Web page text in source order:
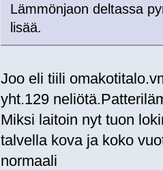
Lämmönjaon deltassa
lisää.
Joo eli tiili
yht.129
Miksi laitoin nyt tuon
talvella kova ja koko
normaali